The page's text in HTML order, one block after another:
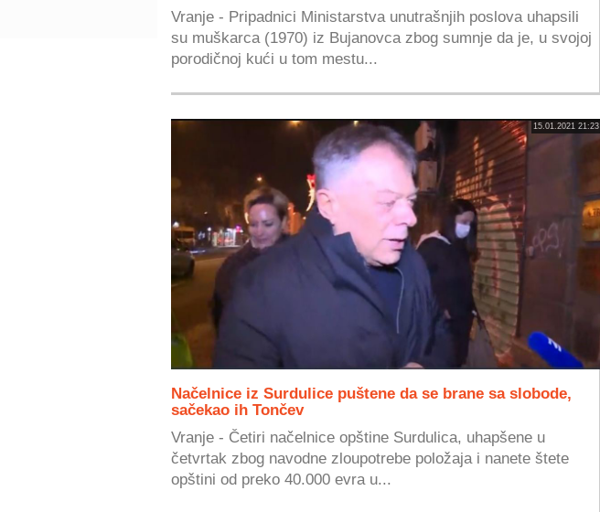
Vranje - Pripadnici Ministarstva unutrašnjih poslova uhapsili
su muškarca (1970) iz Bujanovca zbog sumnje da je, u svojoj
porodičnoj kući u tom mestu...
15.01.2021 21:23
Načelnice iz Surdulice puštene da se brane sa slobode,
sačekao ih Tončev
Vranje - Četiri načelnice opštine Surdulica, uhapšene u
četvrtak zbog navodne zloupotrebe položaja i nanete štete
opštini od preko 40.000 evra u...